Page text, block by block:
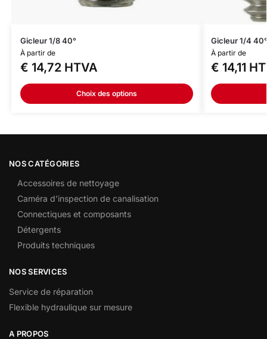
Gicleur 1/8 40°
À partir de
€ 14,72HTVA
Choix des options
Gicleur 1/4 40°
À partir de
€ 14,11
NOS CATÉGORIES
Accessoires de nettoyage
Caméra d’inspection de canalisation
Connectiques et composants
Détergents
Produits techniques
NOS SERVICES
Service de réparation
Flexible hydraulique sur mesure
A PROPOS